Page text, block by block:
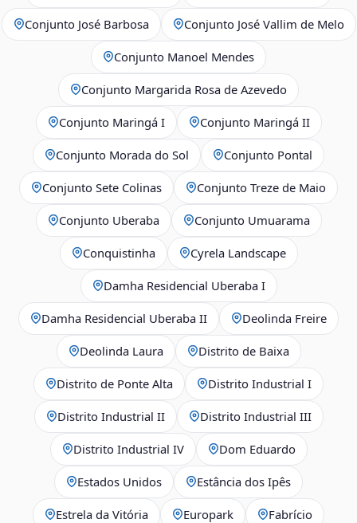
Conjunto José Barbosa Conjunto José Vallim de Melo
Conjunto Manoel Mendes
Conjunto Margarida Rosa de Azevedo
Conjunto Maringá I Conjunto Maringá II
Conjunto Morada do Sol Conjunto Pontal
Conjunto Sete Colinas Conjunto Treze de Maio
Conjunto Uberaba Conjunto Umuarama
Conquistinha Cyrela Landscape
Damha Residencial Uberaba I
Damha Residencial Uberaba II Deolinda Freire
Deolinda Laura Distrito de Baixa
Distrito de Ponte Alta Distrito Industrial I
Distrito Industrial II Distrito Industrial III
Distrito Industrial IV Dom Eduardo
Estados Unidos Estância dos Ipês
Estrela da Vitória Europark Fabrício